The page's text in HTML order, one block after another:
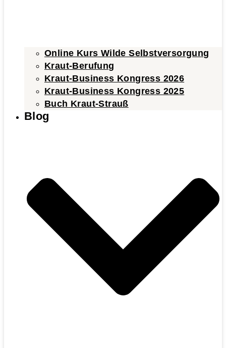
Online Kurs Wilde Selbstversorgung
Kraut-Berufung
Kraut-Business Kongress 2026
Kraut-Business Kongress 2025
Buch Kraut-Strauß
Blog